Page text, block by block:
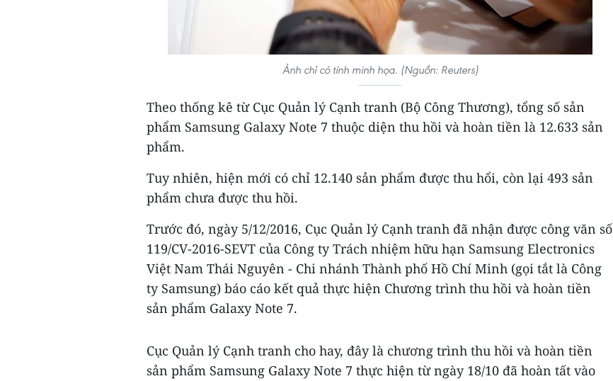
Ảnh chỉ có tính minh họa. (Nguồn: Reuters)
Theo thống kê từ Cục Quản lý Cạnh tranh (Bộ Công Thương), tổng số sản
phẩm Samsung Galaxy Note 7 thuộc diện thu hồi và hoàn tiền là 12.633 sản
phẩm.
Tuy nhiên, hiện mới có chỉ 12.140 sản phẩm được thu hổi, còn lại 493 sản
phẩm chưa được thu hồi.
Trước đó, ngày 5/12/2016, Cục Quản lý Cạnh tranh đã nhận được công văn số
119/CV-2016-SEVT của Công ty Trách nhiệm hữu hạn Samsung Electronics
Việt Nam Thái Nguyên - Chi nhánh Thành phố Hồ Chí Minh (gọi tắt là Công
ty Samsung) báo cáo kết quả thực hiện Chương trình thu hồi và hoàn tiền
sản phẩm Galaxy Note 7.
Cục Quản lý Cạnh tranh cho hay, đây là chương trình thu hồi và hoàn tiền
sản phẩm Samsung Galaxy Note 7 thực hiện từ ngày 18/10 đã hoàn tất vào